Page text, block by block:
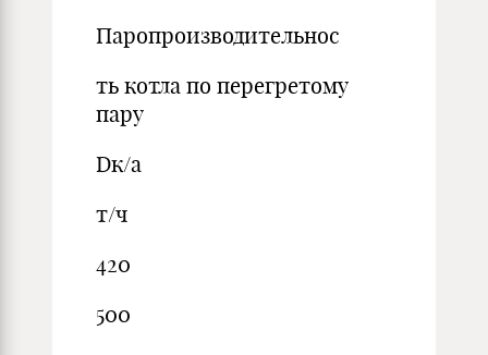
Паропроизводительнос
ть котла по перегретому
пару
Dк/а
т/ч
420
500